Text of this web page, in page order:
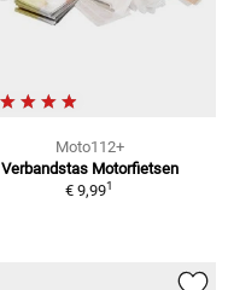
Moto112+
Verbandstas Motorfietsen
€ 9,991